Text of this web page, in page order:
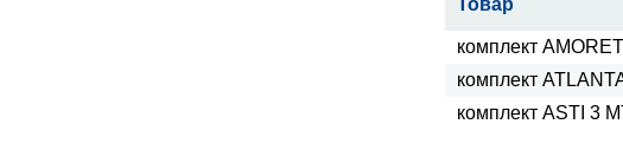
Товар
комплект
комплект
комплект ASTI 3